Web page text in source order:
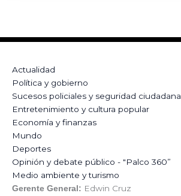
Actualidad
Política y gobierno
Sucesos policiales y seguridad ciudadana
Entretenimiento y cultura popular
Economía y finanzas
Mundo
Deportes
Opinión y debate público - "Palco 360”
Medio ambiente y turismo
Gerente General: Edwin Cruz